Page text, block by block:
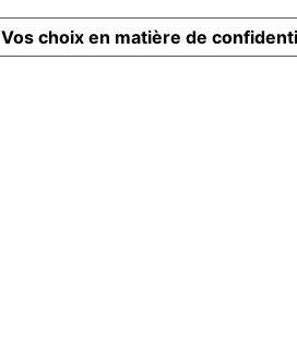
Vos choix en matière de